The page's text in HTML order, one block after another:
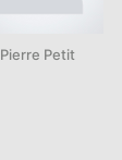
Pierre Petit